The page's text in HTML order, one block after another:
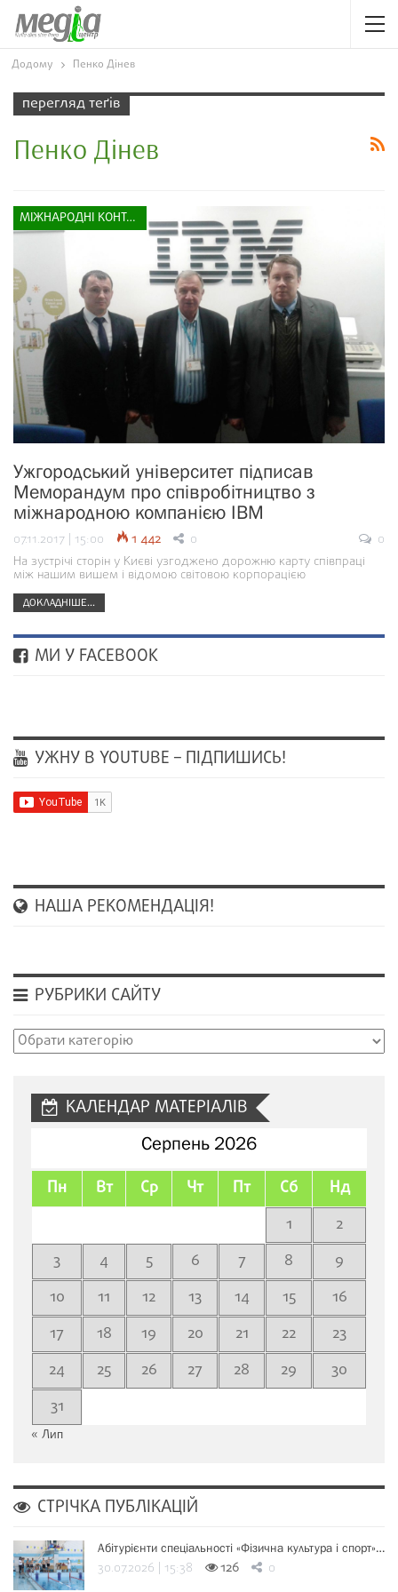
Додому Пенко Дінев
перегляд теґів
Пенко Дінев
МІЖНАРОДНІ КОНТАКТИ
Ужгородський університет підписав
Меморандум про співробітництво з
міжнародною компанією IBM
07.11.2017 | 15:00 1 442 0
0
На зустрічі сторін у Києві узгоджено дорожню карту співпраці
між нашим вишем і відомою світовою корпорацією
ДОКЛАДНІШЕ...
МИ У FACEBOOK
УЖНУ В YOUTUBE – ПІДПИШИСЬ!
НАША РЕКОМЕНДАЦІЯ!
РУБРИКИ САЙТУ
Рубрики
КАЛЕНДАР МАТЕРІАЛІВ
Серпень 2026
Пн Вт Ср Чт Пт Сб Нд
1
2
3
4 5 6 7 8
9
10
11 12 13 14 15
16
17
18 19 20 21 22
23
24
25 26 27 28 29
30
31
« Лип
СТРІЧКА ПУБЛІКАЦІЙ
Абітурієнти спеціальності «Фізична культура і спорт»…
30.07.2026 | 15:38 126 0